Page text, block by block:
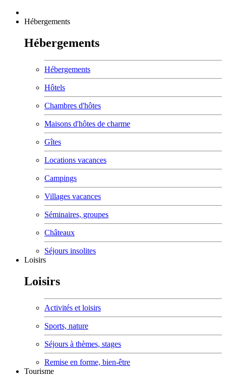
Hébergements
Hébergements
Hébergements
Hôtels
Chambres d'hôtes
Maisons d'hôtes de charme
Gîtes
Locations vacances
Campings
Villages vacances
Séminaires, groupes
Châteaux
Séjours insolites
Loisirs
Loisirs
Activités et loisirs
Sports, nature
Séjours à thèmes, stages
Remise en forme, bien-être
Tourisme